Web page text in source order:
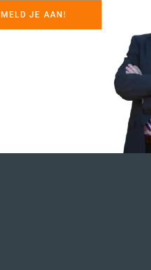
MELD JE AAN!